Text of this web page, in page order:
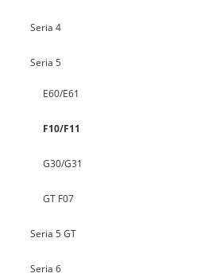
Seria 4
Seria 5
E60/E61
F10/F11
G30/G31
GT F07
Seria 5 GT
Seria 6